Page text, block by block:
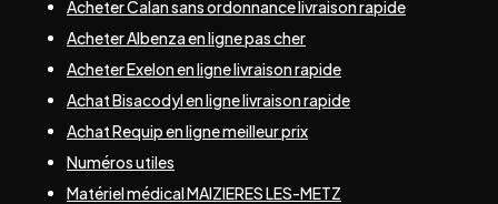
Acheter Calan sans ordonnance livraison rapide
Acheter Albenza en ligne pas cher
Acheter Exelon en ligne livraison rapide
Achat Bisacodyl en ligne livraison rapide
Achat Requip en ligne meilleur prix
Numéros utiles
Matériel médical MAIZIERES LES-METZ